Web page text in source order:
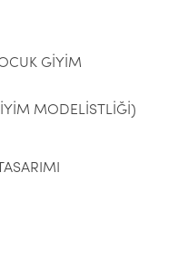
GİYİM
MODELİSTLİĞİ)